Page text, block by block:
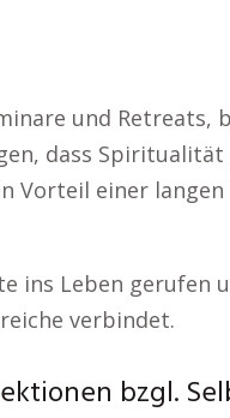
und Retreats,
dass
Vorteil einer
ins Leben
verbindet.
bzgl.